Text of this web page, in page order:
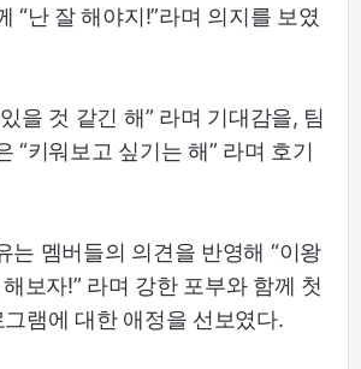
“난 잘 해야지!”라며 의지를 보였
을 것 같긴 해” 라며 기대감을, 팀
“키워보고 싶기는 해” 라며 호기
는 멤버들의 의견을 반영해 “이왕
보자!” 라며 강한 포부와 함께 첫
램에 대한 애정을 선보였다.